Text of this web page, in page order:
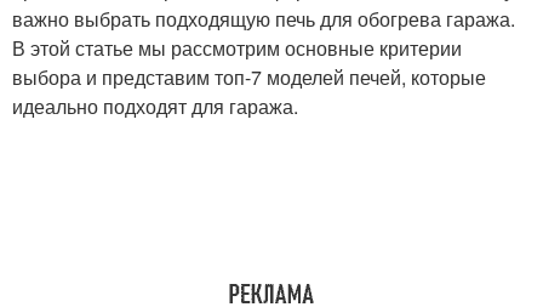
важно выбрать подходящую печь для обогрева гаража.
В этой статье мы рассмотрим основные критерии
выбора и представим топ-7 моделей печей, которые
идеально подходят для гаража.